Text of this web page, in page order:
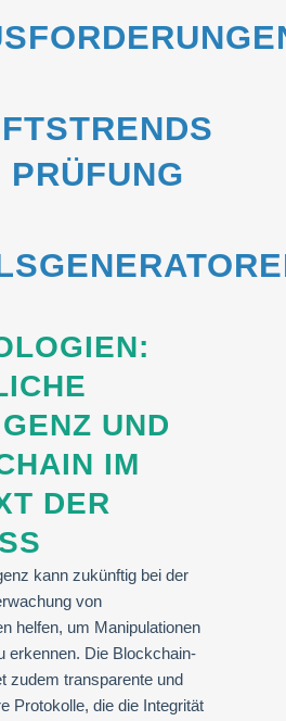
PRÜFUNG
UND
IM
DER
kann zukünftig bei der
von
helfen, um Manipulationen
erkennen. Die Blockchain-
zudem transparente und
Protokolle, die die Integrität